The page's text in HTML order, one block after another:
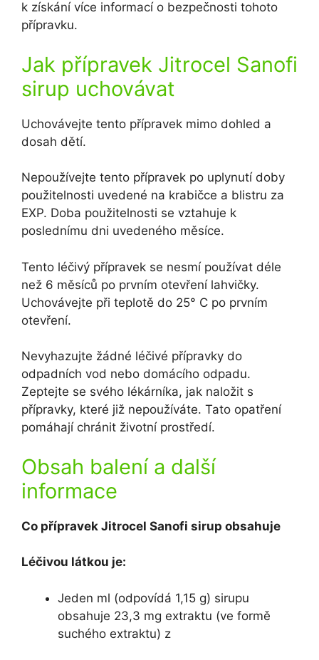
k získání více informací o bezpečnosti tohoto
přípravku.
Jak přípravek Jitrocel Sanofi
sirup uchovávat
Uchovávejte tento přípravek mimo dohled a
dosah dětí.
Nepoužívejte tento přípravek po uplynutí doby
použitelnosti uvedené na krabičce a blistru za
EXP. Doba použitelnosti se vztahuje k
poslednímu dni uvedeného měsíce.
Tento léčivý přípravek se nesmí používat déle
než 6 měsíců po prvním otevření lahvičky.
Uchovávejte při teplotě do 25° C po prvním
otevření.
Nevyhazujte žádné léčivé přípravky do
odpadních vod nebo domácího odpadu.
Zeptejte se svého lékárníka, jak naložit s
přípravky, které již nepoužíváte. Tato opatření
pomáhají chránit životní prostředí.
Obsah balení a další
informace
Co přípravek Jitrocel Sanofi sirup obsahuje
Léčivou látkou je:
Jeden ml (odpovídá 1,15 g) sirupu
obsahuje 23,3 mg extraktu (ve formě
suchého extraktu) z